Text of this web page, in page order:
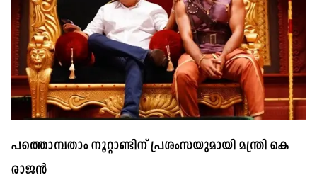
പത്തൊമ്പതാം നൂറ്റാണ്ടിന് പ്രശംസയുമായി മന്ത്രി കെ
രാജന്‍